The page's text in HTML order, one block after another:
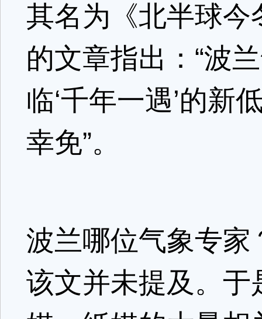
其名为《北半球今
的文章指出：“波
临‘千年一遇’的新
幸免”。
波兰哪位气象专
该文并未提及。